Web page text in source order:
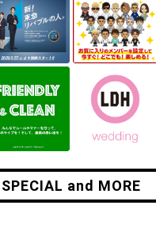
SPECIAL and MORE
SPECIAL and MORE